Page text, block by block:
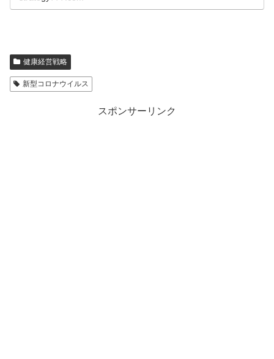
健康経営戦略
新型コロナウイルス
スポンサーリンク